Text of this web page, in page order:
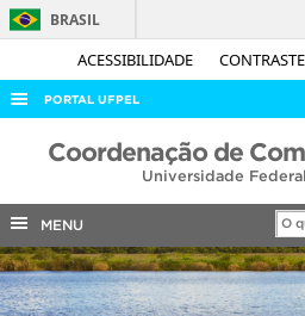
ACESSIBILIDADE CONTRASTE
BRASIL
PORTAL UFPEL
ACESSO À INFORMAÇÃO
COBALTO
CONCURSOS
EDITAIS
Coordenação de
Universidade
MENU